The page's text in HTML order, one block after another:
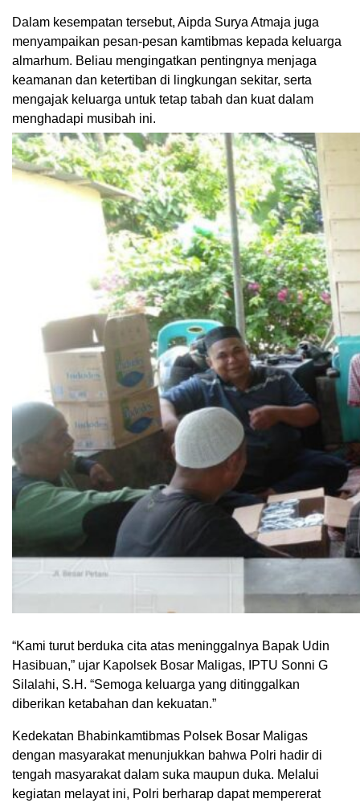
Dalam kesempatan tersebut, Aipda Surya Atmaja juga
menyampaikan pesan-pesan kamtibmas kepada keluarga
almarhum. Beliau mengingatkan pentingnya menjaga
keamanan dan ketertiban di lingkungan sekitar, serta
mengajak keluarga untuk tetap tabah dan kuat dalam
menghadapi musibah ini.
“Kami turut berduka cita atas meninggalnya Bapak Udin
Hasibuan,” ujar Kapolsek Bosar Maligas, IPTU Sonni G
Silalahi, S.H. “Semoga keluarga yang ditinggalkan
diberikan ketabahan dan kekuatan.”
Kedekatan Bhabinkamtibmas Polsek Bosar Maligas
dengan masyarakat menunjukkan bahwa Polri hadir di
tengah masyarakat dalam suka maupun duka. Melalui
kegiatan melayat ini, Polri berharap dapat mempererat